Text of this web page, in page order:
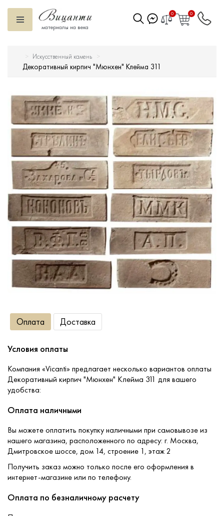
материалы на века
0 0
Искусственный камень
Декоративные элементы
Тротуарная плитка
Террасная доска
Ступени
Сухие смеси
Сопутствующие товары
О компании
Услуги
Портфолио
Доставка
Искусственный камень
Декоративный кирпич "Мюнхен" Клейма 311
Оплата Доставка
Условия оплаты
Компания «Vicanti» предлагает несколько вариантов оплаты
Декоративный кирпич "Мюнхен" Клейма 311 для вашего
удобства:
Оплата наличными
Вы можете оплатить покупку наличными при самовывозе из
нашего магазина, расположенного по адресу: г. Москва,
Дмитровское шоссе, дом 14, строение 1, этаж 2
Получить заказ можно только после его оформления в
интернет-магазине или по телефону.
Оплата по безналичному расчету